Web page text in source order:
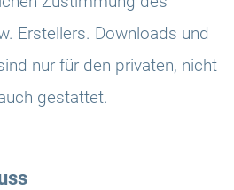
Erstellers. Downloads und
nur für den privaten, nicht
gestattet.